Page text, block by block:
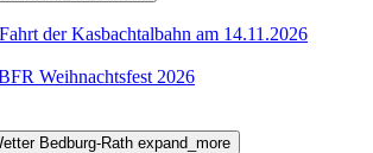
der Kasbachtalbahn am 14.11.2026
Weihnachtsfest 2026
Bedburg-Rath expand_more